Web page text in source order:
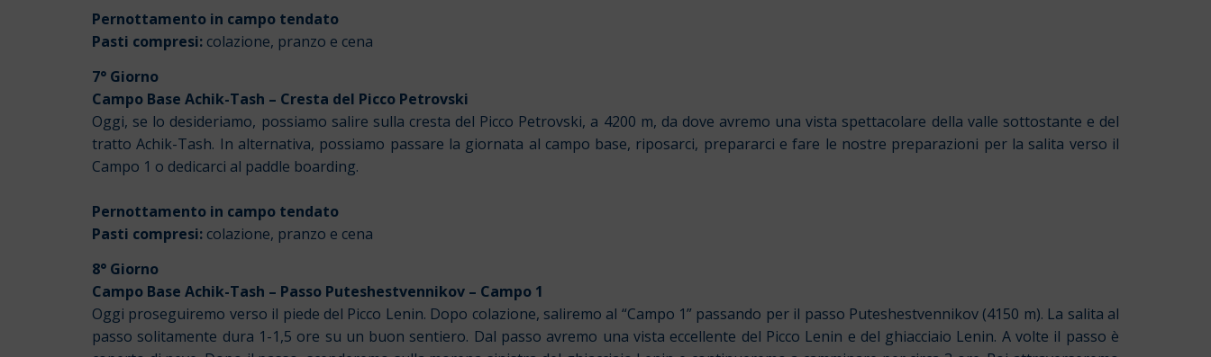
Pernottamento in campo tendato
Pasti compresi: colazione, pranzo e cena
7° Giorno
Campo Base Achik-Tash – Cresta del Picco Petrovski
Oggi, se lo desideriamo, possiamo salire sulla cresta del Picco Petrovski, a 4200 m, da dove avremo una vista spettacolare della valle sottostante e del
tratto Achik-Tash. In alternativa, possiamo passare la giornata al campo base, riposarci, prepararci e fare le nostre preparazioni per la salita verso il
Campo 1 o dedicarci al paddle boarding.
Pernottamento in campo tendato
Pasti compresi: colazione, pranzo e cena
8° Giorno
Campo Base Achik-Tash – Passo Puteshestvennikov – Campo 1
Oggi proseguiremo verso il piede del Picco Lenin. Dopo colazione, saliremo al “Campo 1” passando per il passo Puteshestvennikov (4150 m). La salita al
passo solitamente dura 1-1,5 ore su un buon sentiero. Dal passo avremo una vista eccellente del Picco Lenin e del ghiacciaio Lenin. A volte il passo è